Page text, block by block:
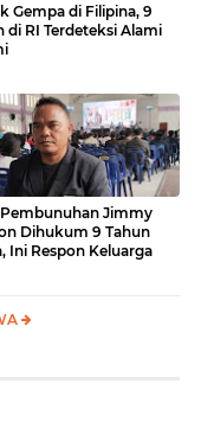
Gempa di Filipina, 9
di RI Terdeteksi Alami
Jimmy
Dihukum 9 Tahun
Ini Respon Keluarga